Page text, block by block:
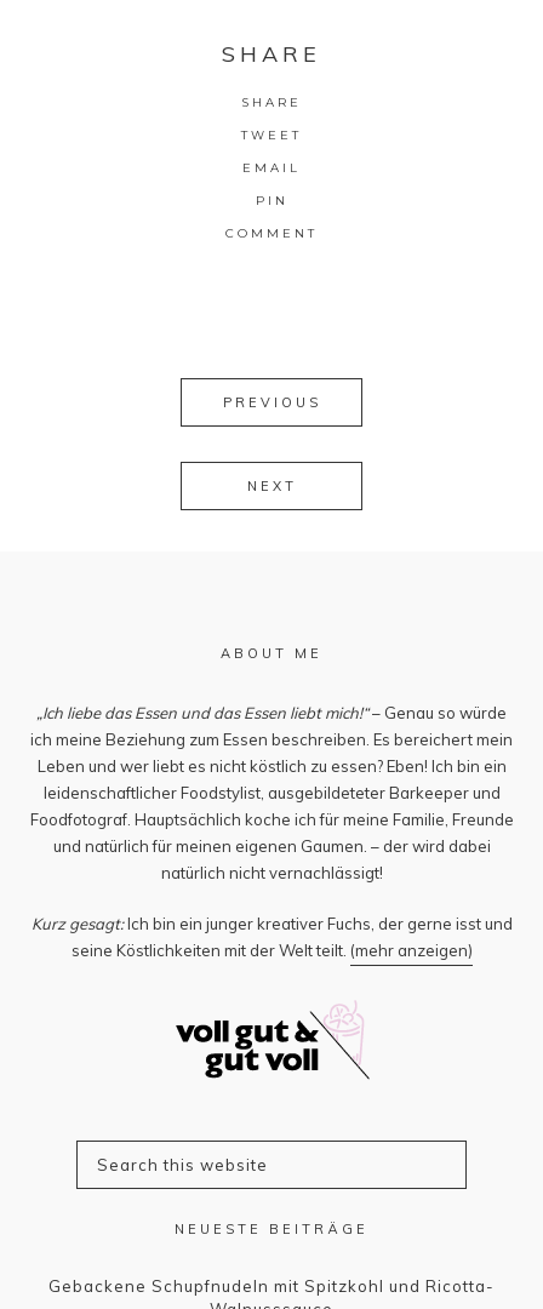
SHARE
SHARE
TWEET
EMAIL
PIN
COMMENT
PREVIOUS
NEXT
ABOUT ME
„Ich liebe das Essen und das Essen liebt mich!“– Genau so würde
ich meine Beziehung zum Essen beschreiben. Es bereichert mein
Leben und wer liebt es nicht köstlich zu essen? Eben! Ich bin ein
leidenschaftlicher Foodstylist, ausgebildeteter Barkeeper und
Foodfotograf. Hauptsächlich koche ich für meine Familie, Freunde
und natürlich für meinen eigenen Gaumen. – der wird dabei
natürlich nicht vernachlässigt!
Kurz gesagt:Ich bin ein junger kreativer Fuchs, der gerne isst und
seine Köstlichkeiten mit der Welt teilt. (mehr anzeigen)
NEUESTE BEITRÄGE
Gebackene Schupfnudeln mit Spitzkohl und Ricotta-